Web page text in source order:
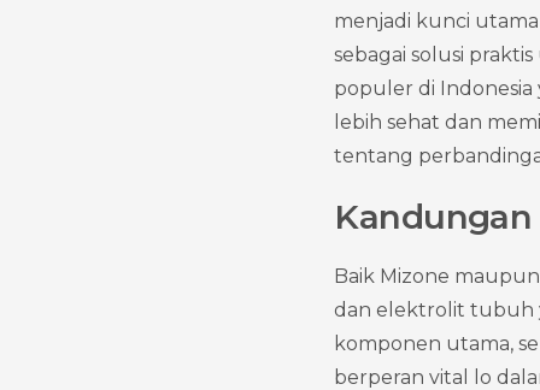
menjadi kunci
sebagai solusi
populer di Indonesia
lebih sehat dan
tentang
Baik Mizone
dan elektrolit tubuh
komponen utama,
berperan vital lo